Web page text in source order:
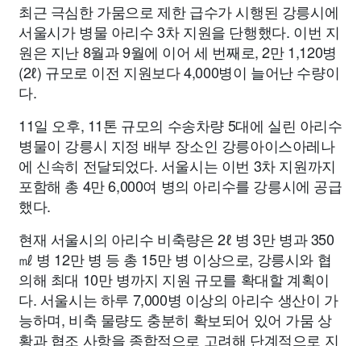
최근 극심한 가뭄으로 제한 급수가 시행된 강릉시에
서울시가 병물 아리수 3차 지원을 단행했다. 이번 지
원은 지난 8월과 9월에 이어 세 번째로, 2만 1,120병
(2ℓ) 규모로 이전 지원보다 4,000병이 늘어난 수량이
다.
11일 오후, 11톤 규모의 수송차량 5대에 실린 아리수
병물이 강릉시 지정 배부 장소인 강릉아이스아레나
에 신속히 전달되었다. 서울시는 이번 3차 지원까지
포함해 총 4만 6,000여 병의 아리수를 강릉시에 공급
했다.
현재 서울시의 아리수 비축량은 2ℓ 병 3만 병과 350
㎖ 병 12만 병 등 총 15만 병 이상으로, 강릉시와 협
의해 최대 10만 병까지 지원 규모를 확대할 계획이
다. 서울시는 하루 7,000병 이상의 아리수 생산이 가
능하며, 비축 물량도 충분히 확보되어 있어 가뭄 상
황과 협조 사항을 종합적으로 고려해 단계적으로 지